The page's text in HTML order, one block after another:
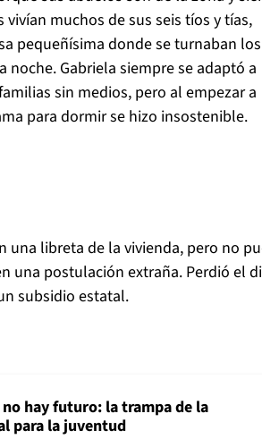
muchos de sus seis tíos y tías,
pequeñísima donde se turnaban los
Gabriela siempre se adaptó a
sin medios, pero al empezar a
para dormir se hizo insostenible.
una libreta de la vivienda, pero no
una postulación extraña. Perdió el
subsidio estatal.
hay futuro: la trampa de la
para la juventud